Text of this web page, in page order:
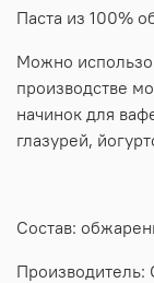
Паста из 100%
Можно
производстве
начинок для
глазурей,
Состав:
Производитель: